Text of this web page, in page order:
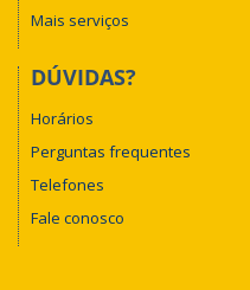
Mais serviços
DÚVIDAS?
Horários
Perguntas frequentes
Telefones
Fale conosco